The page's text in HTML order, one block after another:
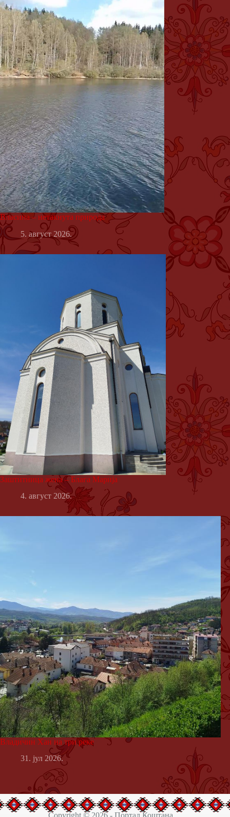
Власина – нетакнута природа
5. август 2026.
Заштитница жена – Блага Марија
4. август 2026.
Владичин Хан на три реке
31. јул 2026.